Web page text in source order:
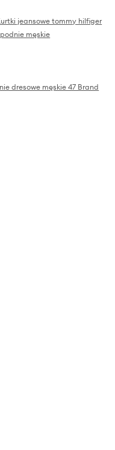
jeansowe tommy hilfiger
męskie
dresowe męskie 47 Brand